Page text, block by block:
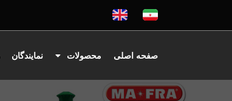
صفحه اصلی محصولات نمایندگان